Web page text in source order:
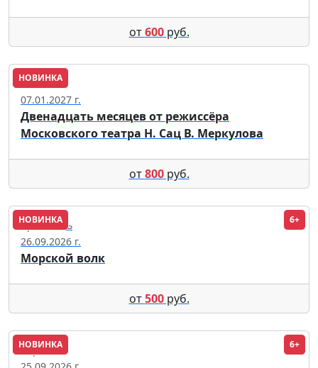
от600руб.
НОВИНКА
Тюмень
07.01.2027 г.
Двенадцать месяцев от режиссёра
Московского театра Н. Сац В. Меркулова
от800руб.
НОВИНКА 6+
Ярославль
26.09.2026 г.
Морской волк
от500руб.
НОВИНКА 6+
Воронеж